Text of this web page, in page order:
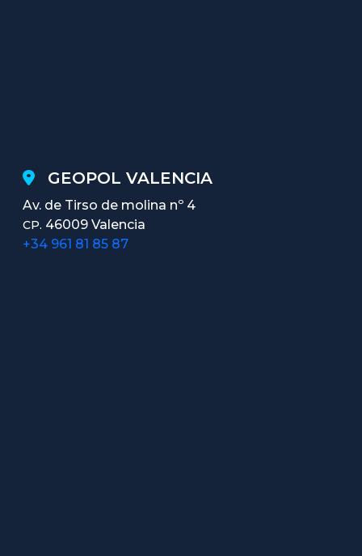
GEOPOL VALENCIA
Av. de Tirso de molina nº 4
CP. 46009 Valencia
+34 961 81 85 87